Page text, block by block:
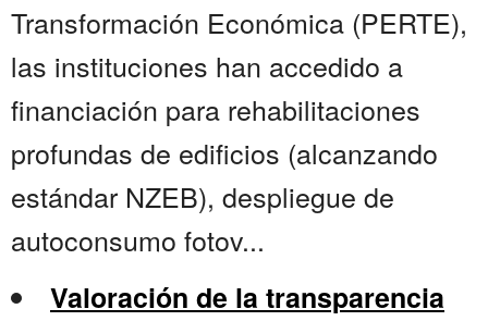
Transformación Económica (PERTE),
las instituciones han accedido a
financiación para rehabilitaciones
profundas de edificios (alcanzando
estándar NZEB), despliegue de
autoconsumo fotov...
Valoración de la transparencia